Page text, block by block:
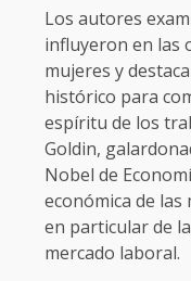
Los autores
influyeron en las
mujeres y
histórico para
espíritu de los
Goldin,
Nobel de
económica de las
en particular de
mercado laboral.